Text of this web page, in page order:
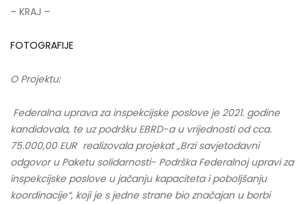
– KRAJ –
FOTOGRAFIJE
O Projektu:
Federalna uprava za inspekcijske poslove je 2021. godine
kandidovala, te uz podršku EBRD-a u vrijednosti od cca.
75.000,00 EUR realizovala projekat „Brzi savjetodavni
odgovor u Paketu solidarnosti- Podrška Federalnoj upravi za
inspekcijske poslove u jačanju kapaciteta i poboljšanju
koordinacije“, koji je s jedne strane bio značajan u borbi